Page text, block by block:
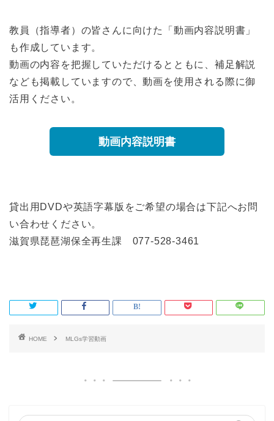
教員（指導者）の皆さんに向けた「動画内容説明書」
も作成しています。
動画の内容を把握していただけるとともに、補足解説
なども掲載していますので、動画を使用される際に御
活用ください。
動画内容説明書
貸出用DVDや英語字幕版をご希望の場合は下記へお問
い合わせください。
滋賀県琵琶湖保全再生課 077-528-3461
HOME MLGs学習動画